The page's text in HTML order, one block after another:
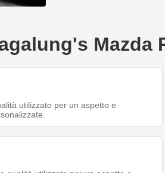
Mazda
utilizzato per un aspetto e